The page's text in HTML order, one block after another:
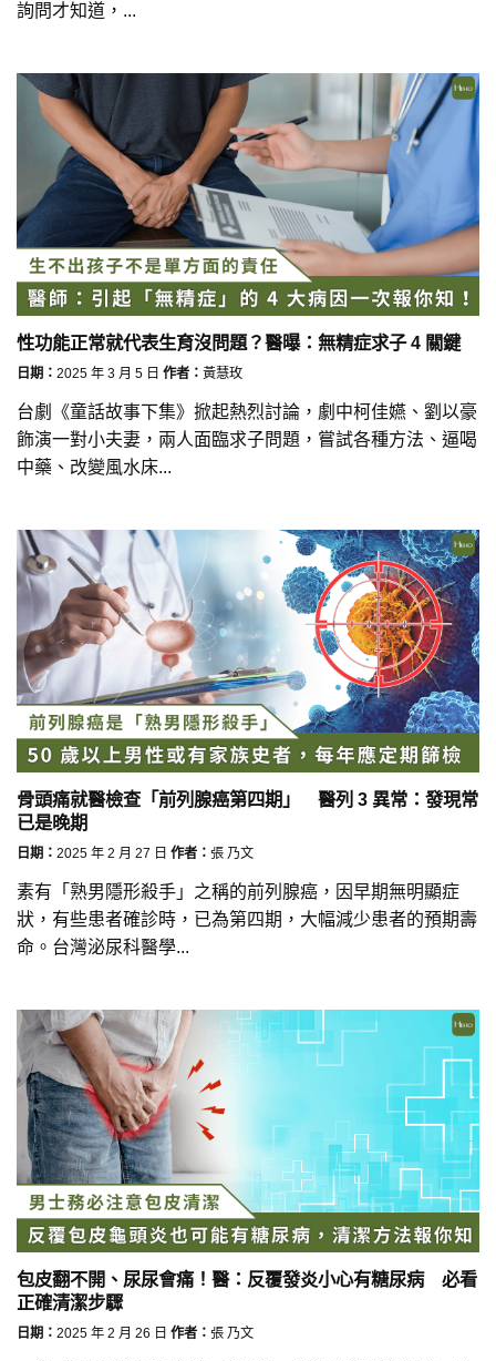
詢問才知道，...
性功能正常就代表生育沒問題？醫曝：無精症求子 4 關鍵
日期： 2025 年 3 月 5 日 作者： 黃慧玫
台劇《童話故事下集》掀起熱烈討論，劇中柯佳嬿、劉以豪
飾演一對小夫妻，兩人面臨求子問題，嘗試各種方法、逼喝
中藥、改變風水床...
骨頭痛就醫檢查「前列腺癌第四期」 醫列 3 異常：發現常
已是晚期
日期： 2025 年 2 月 27 日 作者： 張 乃文
素有「熟男隱形殺手」之稱的前列腺癌，因早期無明顯症
狀，有些患者確診時，已為第四期，大幅減少患者的預期壽
命。台灣泌尿科醫學...
包皮翻不開、尿尿會痛！醫：反覆發炎小心有糖尿病 必看
正確清潔步驟
日期： 2025 年 2 月 26 日 作者： 張 乃文